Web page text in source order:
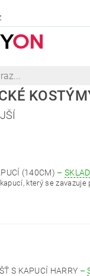
(140CM) –
který se
S KAPUCÍ HARRY –